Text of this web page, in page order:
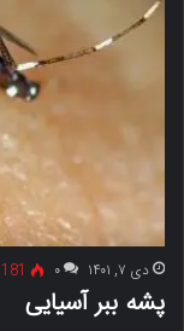
دی ۷, ۱۴۰۱ ۰ 181
پشه ببر آسیایی